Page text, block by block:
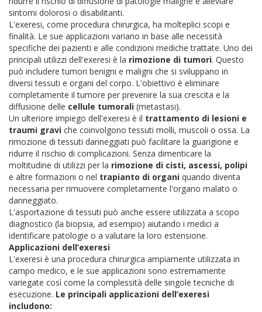
sintomi dolorosi o disabilitanti.
L'exeresi, come procedura chirurgica, ha molteplici scopi e
finalità. Le sue applicazioni variano in base alle necessità
specifiche dei pazienti e alle condizioni mediche trattate. Uno dei
principali utilizzi dell'exeresi è la rimozione di tumori. Questo
può includere tumori benigni e maligni che si sviluppano in
diversi tessuti e organi del corpo. L'obiettivo è eliminare
completamente il tumore per prevenire la sua crescita e la
diffusione delle cellule tumorali (metastasi).
Un ulteriore impiego dell'exeresi è il trattamento di lesioni e
traumi gravi che coinvolgono tessuti molli, muscoli o ossa. La
rimozione di tessuti danneggiati può facilitare la guarigione e
ridurre il rischio di complicazioni. Senza dimenticare la
moltitudine di utilizzi per la rimozione di cisti, ascessi, polipi
e altre formazioni o nel trapianto di organi quando diventa
necessaria per rimuovere completamente l'organo malato o
danneggiato.
L'asportazione di tessuti può anche essere utilizzata a scopo
diagnostico (la biopsia, ad esempio) aiutando i medici a
identificare patologie o a valutare la loro estensione.
Applicazioni dell’exeresi
L'exeresi è una procedura chirurgica ampiamente utilizzata in
campo medico, e le sue applicazioni sono estremamente
variegate così come la complessità delle singole tecniche di
esecuzione. Le principali applicazioni dell’exeresi
includono: